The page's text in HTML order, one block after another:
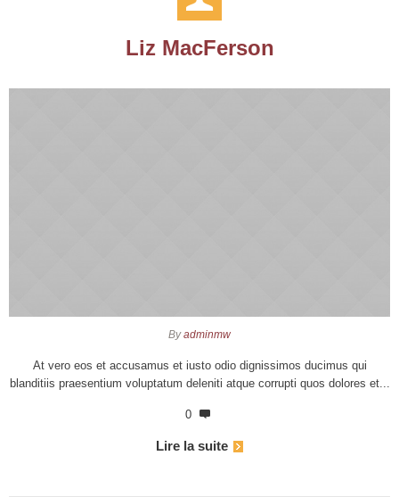
Liz MacFerson
Byadminmw
At vero eos et accusamus et iusto odio dignissimos ducimus qui
blanditiis praesentium voluptatum deleniti atque corrupti quos dolores et...
0
Lire la suite